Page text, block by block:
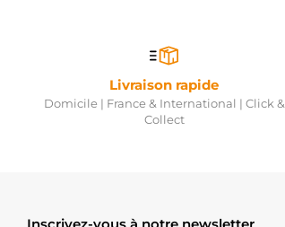
Livraison rapide
Domicile | France & International | Click &
Collect